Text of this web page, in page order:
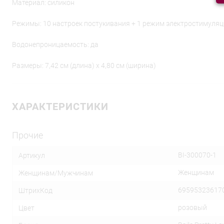
Материал: силикон
Режимы: 10 настроек постукивания + 1 режим
Водонепроницаемость: да
Размеры: 7,42 см (длина) x 4,80 см (ширина)
ХАРАКТЕРИСТИКИ
Прочие
Артикул BI-300070-1
Женщинам/Мужчинам Женщинам
ШтрихКод
Цвет розовый